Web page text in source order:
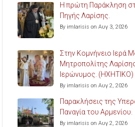
Η πρώτη Παράκληση
Πηγής Λαρίσης.
By imlarisis on Αυγ 3, 2026
Στην Κομνήνειο Ιερά
Μητροπολίτης
Ιερώνυμος. (ΗΧΗΤΙΚΟ)
By imlarisis on Αυγ 2, 2026
Παρακλήσεις της
Παναγία του Αρμενίου.
By imlarisis on Αυγ 2, 2026